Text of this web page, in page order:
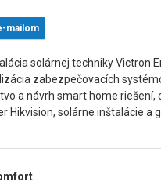
mailom
solárnej techniky Victron
zabezpečovacích
a návrh smart home
Hikvision, solárne inštalácie a